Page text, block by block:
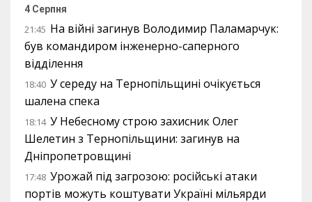
4 Серпня
21:45 На війні загинув Володимир Паламарчук:
був командиром інженерно-саперного
відділення
18:40 У середу на Тернопільщині очікується
шалена спека
18:14 У Небесному строю захисник Олег
Шелетин з Тернопільщини: загинув на
Дніпропетровщині
17:48 Урожай під загрозою: російські атаки
портів можуть коштувати Україні мільярди